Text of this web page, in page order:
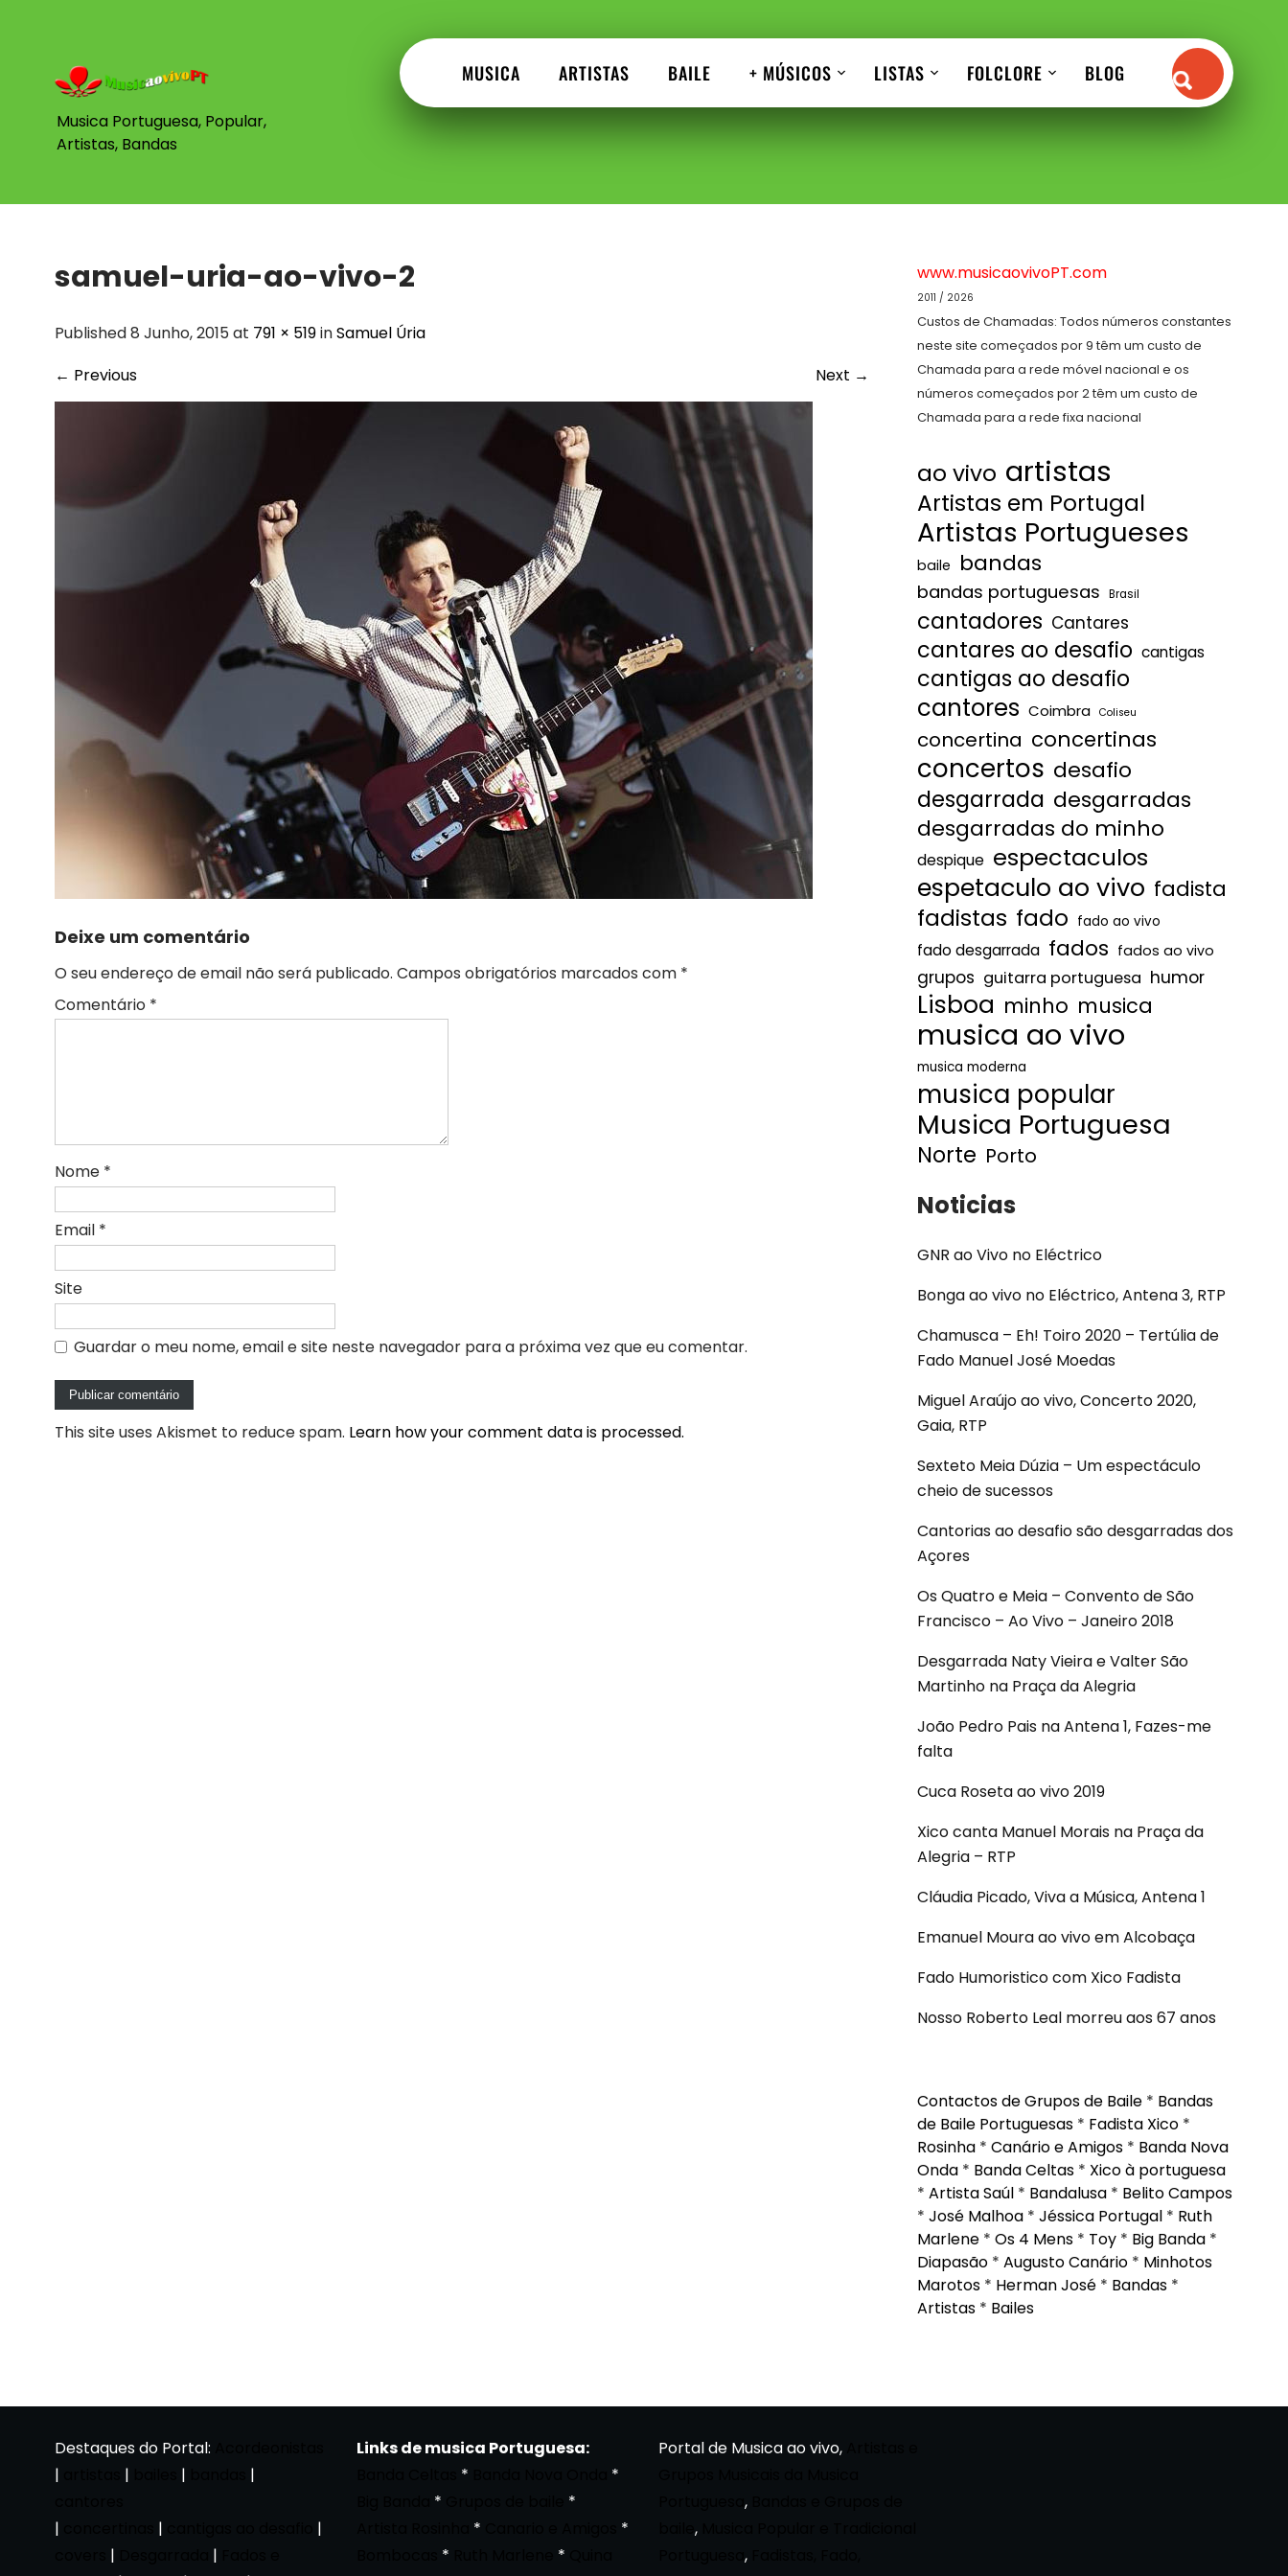
Musica Portuguesa, Popular,
Artistas, Bandas
MUSICA ARTISTAS BAILE + MÚSICOS LISTAS FOLCLORE BLOG
samuel-uria-ao-vivo-2
Published 8 Junho, 2015 at 791 × 519inSamuel Úria
← Previous Next →
Deixe um comentário
O seu endereço de email não será publicado. Campos obrigatórios marcados com *
Comentário *
Nome *
Email *
Site
Guardar o meu nome, email e site neste navegador para a próxima vez que eu comentar.
This site uses Akismet to reduce spam. Learn how your comment data is processed.
www.musicaovivoPT.com
2011 / 2026
Custos de Chamadas: Todos números constantes
neste site começados por 9 têm um custo de
Chamada para a rede móvel nacional e os
números começados por 2 têm um custo de
Chamada para a rede fixa nacional
ao vivo artistas
Artistas em Portugal
Artistas Portugueses
baile bandas
bandas portuguesas Brasil
cantadores Cantares
cantares ao desafio cantigas
cantigas ao desafio
cantores Coimbra Coliseu
concertina concertinas
concertos desafio
desgarrada desgarradas
desgarradas do minho
despique espectaculos
espetaculo ao vivo fadista
fadistas fado fado ao vivo
fado desgarrada fados fados ao vivo
grupos guitarra portuguesa humor
Lisboa minho musica
musica ao vivo
musica moderna
musica popular
Musica Portuguesa
Norte Porto
Noticias
GNR ao Vivo no Eléctrico
Bonga ao vivo no Eléctrico, Antena 3, RTP
Chamusca – Eh! Toiro 2020 – Tertúlia de
Fado Manuel José Moedas
Miguel Araújo ao vivo, Concerto 2020,
Gaia, RTP
Sexteto Meia Dúzia – Um espectáculo
cheio de sucessos
Cantorias ao desafio são desgarradas dos
Açores
Os Quatro e Meia – Convento de São
Francisco – Ao Vivo – Janeiro 2018
Desgarrada Naty Vieira e Valter São
Martinho na Praça da Alegria
João Pedro Pais na Antena 1, Fazes-me
falta
Cuca Roseta ao vivo 2019
Xico canta Manuel Morais na Praça da
Alegria – RTP
Cláudia Picado, Viva a Música, Antena 1
Emanuel Moura ao vivo em Alcobaça
Fado Humoristico com Xico Fadista
Nosso Roberto Leal morreu aos 67 anos
Contactos de Grupos de Baile * Bandas
de Baile Portuguesas * Fadista Xico *
Rosinha * Canário e Amigos * Banda Nova
Onda * Banda Celtas * Xico à portuguesa
* Artista Saúl * Bandalusa * Belito Campos
* José Malhoa * Jéssica Portugal * Ruth
Marlene * Os 4 Mens * Toy * Big Banda *
Diapasão * Augusto Canário * Minhotos
Marotos * Herman José * Bandas *
Artistas * Bailes
Destaques do Portal:
|
| |
|
|
|
|
| |
Links de musica Portuguesa:
*
*
*
*
*
*
* *
Portal de Musica ao vivo,
,
,
,